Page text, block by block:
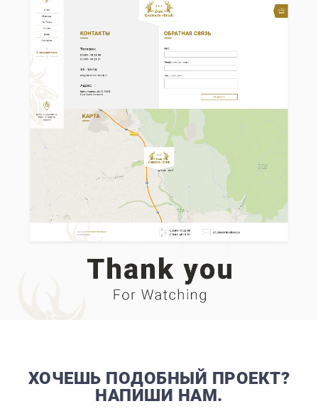
ХОЧЕШЬ ПОДОБНЫЙ ПРОЕКТ?
НАПИШИ НАМ.